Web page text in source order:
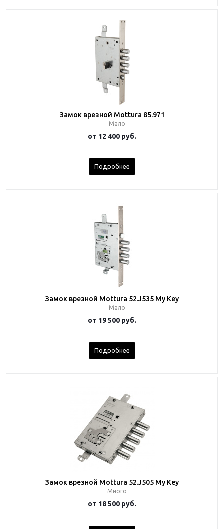
Замок врезной Mottura 85.971
Мало
от 12 400 руб.
Подробнее
Замок врезной Mottura 52.J535 My Key
Мало
от 19 500 руб.
Подробнее
Замок врезной Mottura 52.J505 My Key
Много
от 18 500 руб.